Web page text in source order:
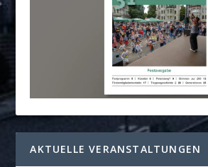
AKTUELLE VERANSTALTUNGEN